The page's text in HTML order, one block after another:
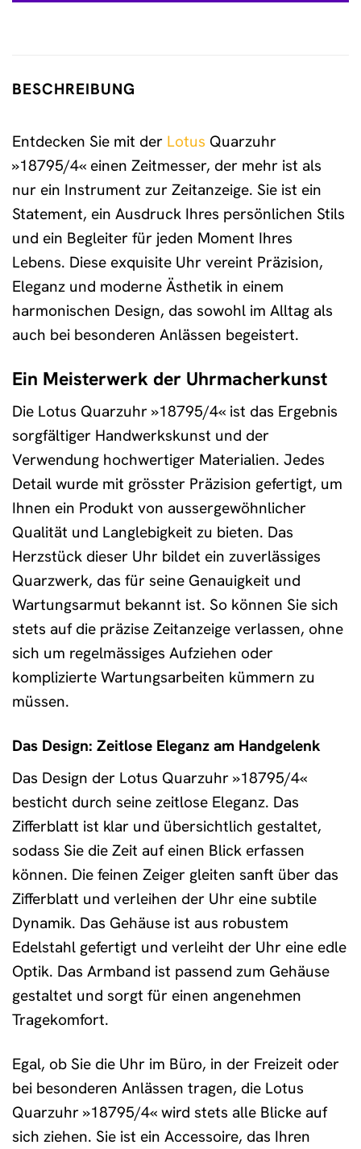
BESCHREIBUNG
Entdecken Sie mit der Lotus Quarzuhr
»18795/4« einen Zeitmesser, der mehr ist als
nur ein Instrument zur Zeitanzeige. Sie ist ein
Statement, ein Ausdruck Ihres persönlichen Stils
und ein Begleiter für jeden Moment Ihres
Lebens. Diese exquisite Uhr vereint Präzision,
Eleganz und moderne Ästhetik in einem
harmonischen Design, das sowohl im Alltag als
auch bei besonderen Anlässen begeistert.
Ein Meisterwerk der Uhrmacherkunst
Die Lotus Quarzuhr »18795/4« ist das Ergebnis
sorgfältiger Handwerkskunst und der
Verwendung hochwertiger Materialien. Jedes
Detail wurde mit grösster Präzision gefertigt, um
Ihnen ein Produkt von aussergewöhnlicher
Qualität und Langlebigkeit zu bieten. Das
Herzstück dieser Uhr bildet ein zuverlässiges
Quarzwerk, das für seine Genauigkeit und
Wartungsarmut bekannt ist. So können Sie sich
stets auf die präzise Zeitanzeige verlassen, ohne
sich um regelmässiges Aufziehen oder
komplizierte Wartungsarbeiten kümmern zu
müssen.
Das Design: Zeitlose Eleganz am Handgelenk
Das Design der Lotus Quarzuhr »18795/4«
besticht durch seine zeitlose Eleganz. Das
Zifferblatt ist klar und übersichtlich gestaltet,
sodass Sie die Zeit auf einen Blick erfassen
können. Die feinen Zeiger gleiten sanft über das
Zifferblatt und verleihen der Uhr eine subtile
Dynamik. Das Gehäuse ist aus robustem
Edelstahl gefertigt und verleiht der Uhr eine edle
Optik. Das Armband ist passend zum Gehäuse
gestaltet und sorgt für einen angenehmen
Tragekomfort.
Egal, ob Sie die Uhr im Büro, in der Freizeit oder
bei besonderen Anlässen tragen, die Lotus
Quarzuhr »18795/4« wird stets alle Blicke auf
sich ziehen. Sie ist ein Accessoire, das Ihren